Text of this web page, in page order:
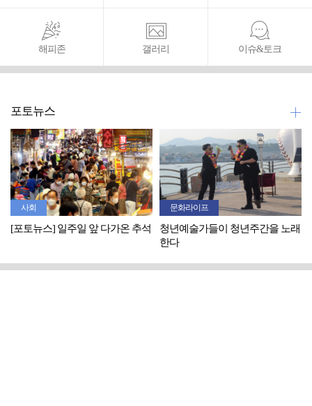
해피존 갤러리 이슈&토크
포토뉴스
사회
[포토뉴스] 일주일 앞 다가온 추석
문화라이프
청년예술가들이 청년주간을 노래
한다